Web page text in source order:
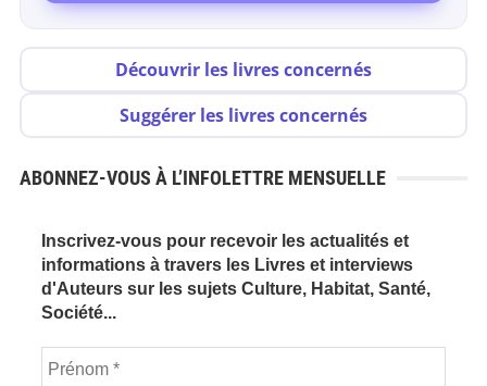
Découvrir les livres concernés
Suggérer les livres concernés
ABONNEZ-VOUS À L’INFOLETTRE MENSUELLE
Inscrivez-vous pour recevoir les actualités et
informations à travers les Livres et interviews
d'Auteurs sur les sujets Culture, Habitat, Santé,
Société...